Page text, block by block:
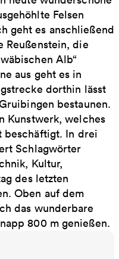
Felsen
geht es anschließend
Reußenstein, die
Alb“
aus geht es in
dorthin lässt
bestaunen.
Kunstwerk, welches
beschäftigt. In drei
Schlagwörter
Kultur,
des letzten
Oben auf dem
das wunderbare
800 m genießen.